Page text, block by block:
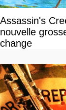
Assassin's
nouvelle
change